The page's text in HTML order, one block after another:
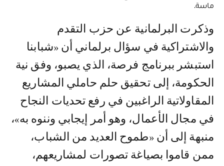
ماسة.
وذكرت البرلمانية عن حزب التقدم
والاشتراكية في سؤال برلماني أن «شبابنا
استبشر ببرنامج فرصة، الذي يصبو، وفق نية
الحكومة، إلى تحقيق حلم حاملي المشاريع
المقاولاتية الراغبين في رفع تحديات النجاح
في مجال الأعمال، وهو أمر إيجابي وننوه به»،
منبهة إلى أن «طموح العديد من الشباب،
ممن قاموا بصياغة تصورات لمشاريعهم،